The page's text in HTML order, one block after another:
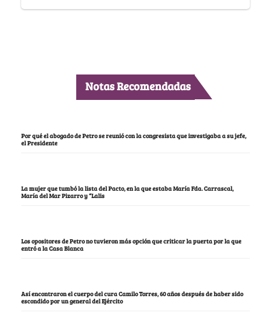
Notas Recomendadas
Por qué el abogado de Petro se reunió con la congresista que investigaba a su jefe,
el Presidente
La mujer que tumbó la lista del Pacto, en la que estaba María Fda. Carrascal,
María del Mar Pizarro y “Lalis
Los opositores de Petro no tuvieron más opción que criticar la puerta por la que
entró a la Casa Blanca
Así encontraron el cuerpo del cura Camilo Torres, 60 años después de haber sido
escondido por un general del Ejército